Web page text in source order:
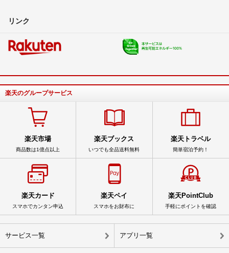
リンク
楽天のグループサービス
楽天市場
商品数は1億点以上
楽天ブックス
いつでも全品送料無料
楽天トラベル
簡単宿泊予約！
楽天カード
スマホでカンタン申込
楽天ペイ
スマホをお財布に
楽天PointClub
手軽にポイントを確認
サービス一覧 アプリ一覧